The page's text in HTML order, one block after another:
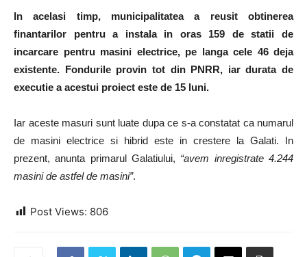
In acelasi timp, municipalitatea a reusit obtinerea
finantarilor pentru a instala in oras 159 de statii de
incarcare pentru masini electrice, pe langa cele 46 deja
existente. Fondurile provin tot din PNRR, iar durata de
executie a acestui proiect este de 15 luni.
Iar aceste masuri sunt luate dupa ce s-a constatat ca numarul
de masini electrice si hibrid este in crestere la Galati. In
prezent, anunta primarul Galatiului, “avem inregistrate 4.244
masini de astfel de masini”.
Post Views: 806